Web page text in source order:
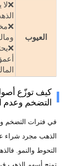
العيوب
كيف توزّع
التضخم وعدم
في فترات التضخم
الذهب مجرد شراء
التحوط والنمو.